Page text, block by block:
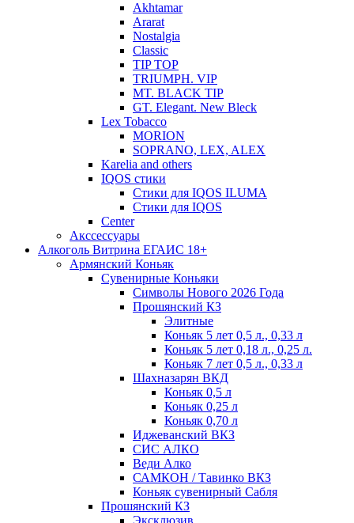
Akhtamar
Ararat
Nostalgia
Classic
TIP TOP
TRIUMPH. VIP
MT. BLACK TIP
GT. Elegant. New Bleck
Lex Tobacco
MORION
SOPRANO, LEX, ALEX
Karelia and others
IQOS стики
Стики для IQOS ILUMA
Стики для IQOS
Сenter
Акссессуары
Алкоголь Витрина ЕГАИС 18+
Армянский Коньяк
Сувенирные Коньяки
Символы Нового 2026 Года
Прошянский КЗ
Элитные
Коньяк 5 лет 0,5 л., 0,33 л
Коньяк 5 лет 0,18 л., 0,25 л.
Коньяк 7 лет 0,5 л., 0,33 л
Шахназарян ВКД
Коньяк 0,5 л
Коньяк 0,25 л
Коньяк 0,70 л
Иджеванский ВКЗ
СИС АЛКО
Веди Алко
САМКОН / Тавинко ВКЗ
Коньяк сувенирный Сабля
Прошянский КЗ
Эксклюзив